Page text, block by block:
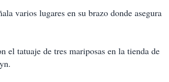
varios lugares en su brazo donde asegura
el tatuaje de tres mariposas en la tienda de